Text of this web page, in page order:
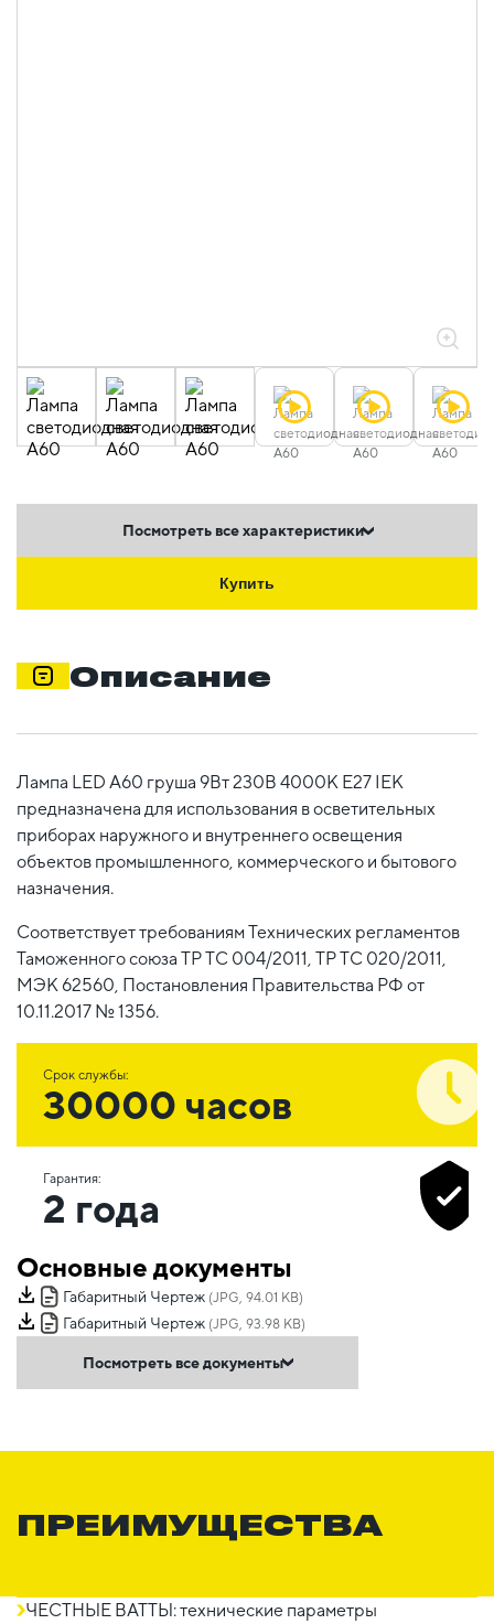
Посмотреть все характеристики
Купить
Описание
Лампа LED A60 груша 9Вт 230В 4000К E27 IEK
предназначена для использования в осветительных
приборах наружного и внутреннего освещения
объектов промышленного, коммерческого и бытового
назначения.
Соответствует требованиям Технических регламентов
Таможенного союза ТР ТС 004/2011, ТР ТС 020/2011,
МЭК 62560, Постановления Правительства РФ от
10.11.2017 № 1356.
Срок службы:
30000 часов
Гарантия:
2 года
Основные документы
Габаритный Чертеж (JPG, 94.01 KB)
Габаритный Чертеж (JPG, 93.98 KB)
Посмотреть все документы
ПРЕИМУЩЕСТВА
ЧЕСТНЫЕ ВАТТЫ: технические параметры